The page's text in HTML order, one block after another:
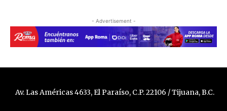
- Advertisement -
Av. Las Américas 4633, El Paraíso, C.P. 22106 / Tijuana, B.C.